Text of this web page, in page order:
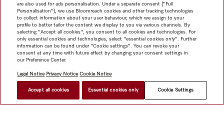
are also used for ads personalisation. Under a separate consent ("Full
Personalisation"), we use Bloomreach cookies and other tracking technologies
to collect information about your user behaviour, which we assign to your
profile to better tailor the content we display to you via various channels. By
selecting "Accept all cookies", you consent to all cookies and technologies. For
only essential cookies and technologies, select "essential cookies only". Further
information can be found under "Cookie settings". You can revoke your
consent at any time with future effect by changing your consent settings in
our Preference Center.
Legal Notice Privacy Notice Cookie Notice
Accept all cookies Essential cookies only Cookie Settings